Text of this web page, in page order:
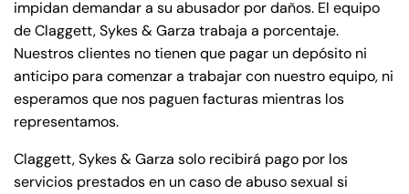
impidan demandar a su abusador por daños. El equipo
de Claggett, Sykes & Garza trabaja a porcentaje.
Nuestros clientes no tienen que pagar un depósito ni
anticipo para comenzar a trabajar con nuestro equipo, ni
esperamos que nos paguen facturas mientras los
representamos.
Claggett, Sykes & Garza solo recibirá pago por los
servicios prestados en un caso de abuso sexual si